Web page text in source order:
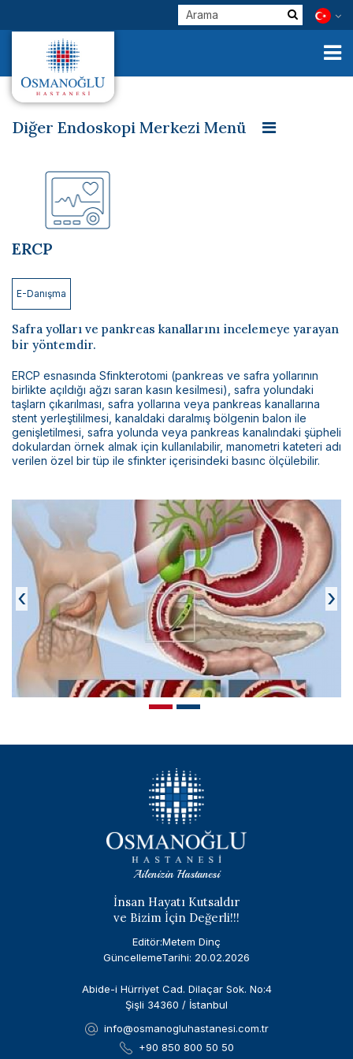
Sağlık Turizmi
Haberler
İletişim
Diğer Endoskopi Merkezi Menü
ERCP
E-Danışma
Safra yolları ve pankreas kanallarını incelemeye yarayan
bir yöntemdir.
ERCP esnasında Sfinkterotomi (pankreas ve safra yollarının
birlikte açıldığı ağzı saran kasın kesilmesi), safra yolundaki
taşlarn çıkarılması, safra yollarına veya pankreas kanallarına
stent yerleştililmesi, kanaldaki daralmış bölgenin balon ile
genişletilmesi, safra yolunda veya pankreas kanalındaki şüpheli
dokulardan örnek almak için kullanılabilir, manometri kateteri adı
verilen özel bir tüp ile sfinkter içerisindeki basınc ölçülebilir.
‹ ›
İnsan Hayatı Kutsaldır
ve Bizim İçin Değerli!!!
Editör:Metem Dinç
GüncellemeTarihi: 20.02.2026
Abide-i Hürriyet Cad. Dilaçar Sok. No:4
Şişli 34360 / İstanbul
info@osmanogluhastanesi.com.tr
+90 850 800 50 50
Ailenizin Hastanesi